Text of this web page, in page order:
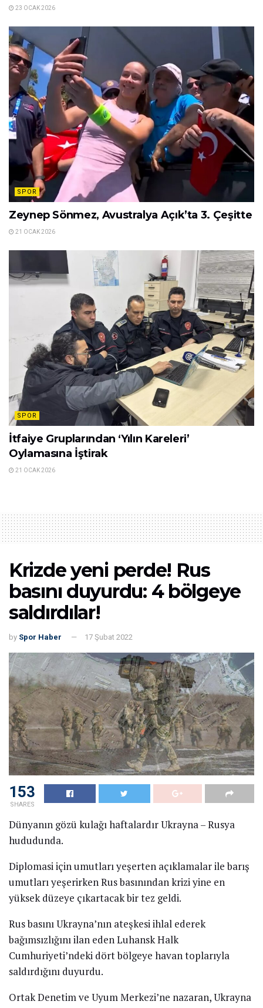
SPOR
Fener taraftarı şokta! Jhon Duran’ın yeni
adresini duyurdular
31 OCAK 2026
Muahedeye varıldı! Kante ve Lookman
derken Fenerbahçe’den büyük zıt köşe
30 OCAK 2026
Kapı şifresi bomba! Elini kolunu sallayarak
stada girdi
27 OCAK 2026
SPOR
Berke Özer, 35. saniyede gol yedi